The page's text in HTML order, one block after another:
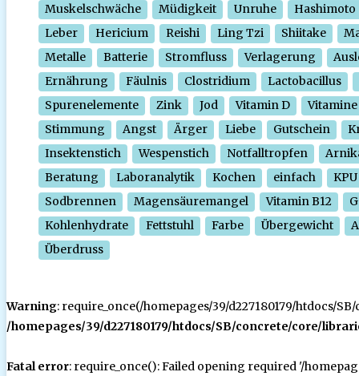
Muskelschwäche
Müdigkeit Unruhe
Hashimoto
Leber
Hericium Reishi Ling Tzi Shiitake
Metalle
Batterie Stromfluss Verlagerung
Ernährung
Fäulnis Clostridium
Lactobacillus
Spurenelemente
Zink Jod Vitamin D
Vitamine
Stimmung
Angst Ärger Liebe Gutschein
Insektenstich
Wespenstich Notfalltropfen
Beratung
Laboranalytik Kochen einfach
KPU
Sodbrennen
Magensäuremangel Vitamin B12
Kohlenhydrate
Fettstuhl Farbe Übergewicht
Überdruss
Warning: require_once(/homepages/39/d227180179/htdocs/
/homepages/39/d227180179/htdocs/SB/concrete/core/
Fatal error: require_once(): Failed opening required '/